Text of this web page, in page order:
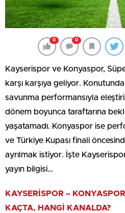
0 0
Kayserispor ve Konyaspor,
karşı karşıya geliyor.
savunma performansıyla
dönem boyunca taraftarına
yaşatamadı. Konyaspor ise
ve Türkiye Kupası finali
ayrılmak istiyor. İşte
yayın bilgisi…
KAYSERİSPOR –
KAÇTA, HANGİ KANALDA?